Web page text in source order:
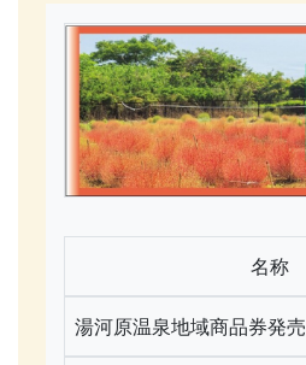
名称
湯河原温泉地域商品券発